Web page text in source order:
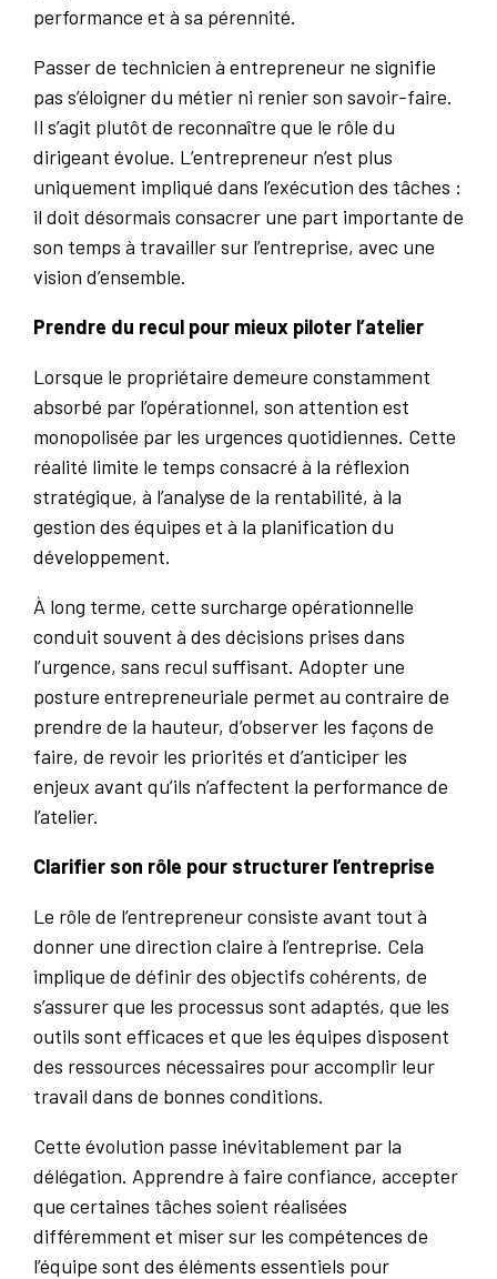
performance et à sa pérennité.
Passer de technicien à entrepreneur ne signifie
pas s’éloigner du métier ni renier son savoir-faire.
Il s’agit plutôt de reconnaître que le rôle du
dirigeant évolue. L’entrepreneur n’est plus
uniquement impliqué dans l’exécution des tâches :
il doit désormais consacrer une part importante de
son temps à travailler sur l’entreprise, avec une
vision d’ensemble.
Prendre du recul pour mieux piloter l’atelier
Lorsque le propriétaire demeure constamment
absorbé par l’opérationnel, son attention est
monopolisée par les urgences quotidiennes. Cette
réalité limite le temps consacré à la réflexion
stratégique, à l’analyse de la rentabilité, à la
gestion des équipes et à la planification du
développement.
À long terme, cette surcharge opérationnelle
conduit souvent à des décisions prises dans
l’urgence, sans recul suffisant. Adopter une
posture entrepreneuriale permet au contraire de
prendre de la hauteur, d’observer les façons de
faire, de revoir les priorités et d’anticiper les
enjeux avant qu’ils n’affectent la performance de
l’atelier.
Clarifier son rôle pour structurer l’entreprise
Le rôle de l’entrepreneur consiste avant tout à
donner une direction claire à l’entreprise. Cela
implique de définir des objectifs cohérents, de
s’assurer que les processus sont adaptés, que les
outils sont efficaces et que les équipes disposent
des ressources nécessaires pour accomplir leur
travail dans de bonnes conditions.
Cette évolution passe inévitablement par la
délégation. Apprendre à faire confiance, accepter
que certaines tâches soient réalisées
différemment et miser sur les compétences de
l’équipe sont des éléments essentiels pour